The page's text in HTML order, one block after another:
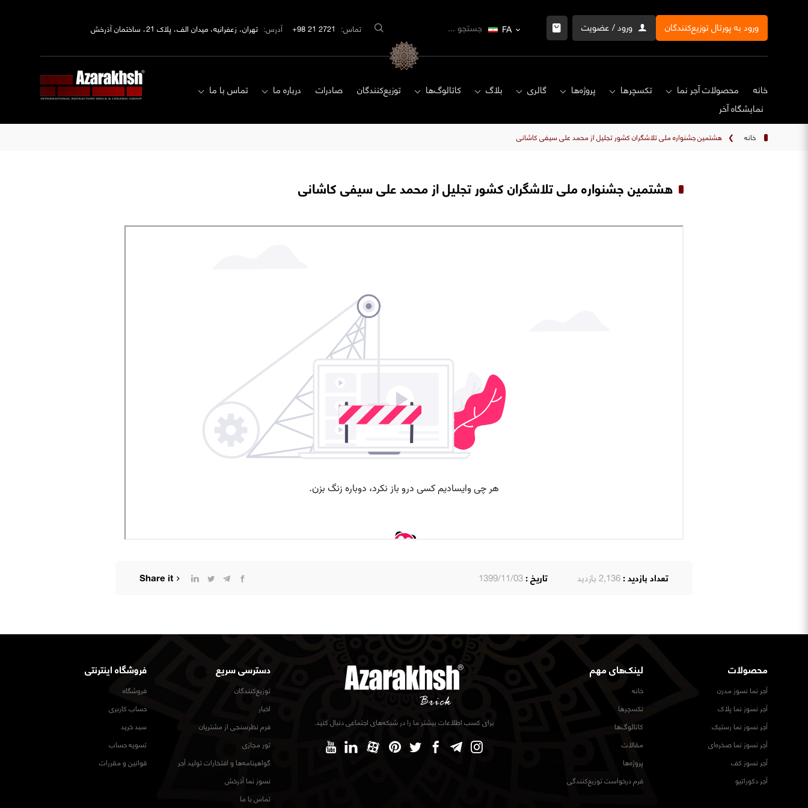
ورود به پورتال توزیع‌کنندگان ورود / عضویت FA تماس: 2721 21 98+ آدرس: تهران، زعفرانیه، میدان الف، پلاک 21، ساختمان آذرخش
خانه محصولات آجر نما تکسچرها پروژه‌ها گالری بلاگ کاتالوگ‌ها توزیع‌کنندگان صادرات درباره ما
تماس با ما
نمایشگاه‌ آخر
خانه ❯ هشتمین جشنواره ملی تلاشگران کشور تجلیل از محمد علی سیفی کاشانی
هشتمین جشنواره ملی تلاشگران کشور تجلیل از محمد علی سیفی کاشانی
تعداد بازدید : تاریخ :1399/11/03
محصولات
آجر نما نسوز مدرن
آجر نسوز نما پلاک
آجر نسوز نما رستیک
آجر نسوز نما صخره‌ای
آجر نسوز کف
آجر دکوراتیو
لینک‌های مهم
خانه
تکسچرها
کاتالوگ‌ها
مقالات
پروژه‌ها
فرم درخواست توزیع‌کنندگی
برای کسب اطلاعات بیشتر ما را در شبکه‌های اجتماعی دنبال کنید.
دسترسی سریع
توزیع‌کنندگان
اخبار
فرم نظرسنجی از مشتریان
تور مجازی
گواهینامه‌ها و افتخارات تولید آجر
نسوز نما آذرخش
تماس با ما
فروشگاه اینترنتی
فروشگاه
حساب کاربری
سبد خرید
تسویه حساب
قوانین و مقررات